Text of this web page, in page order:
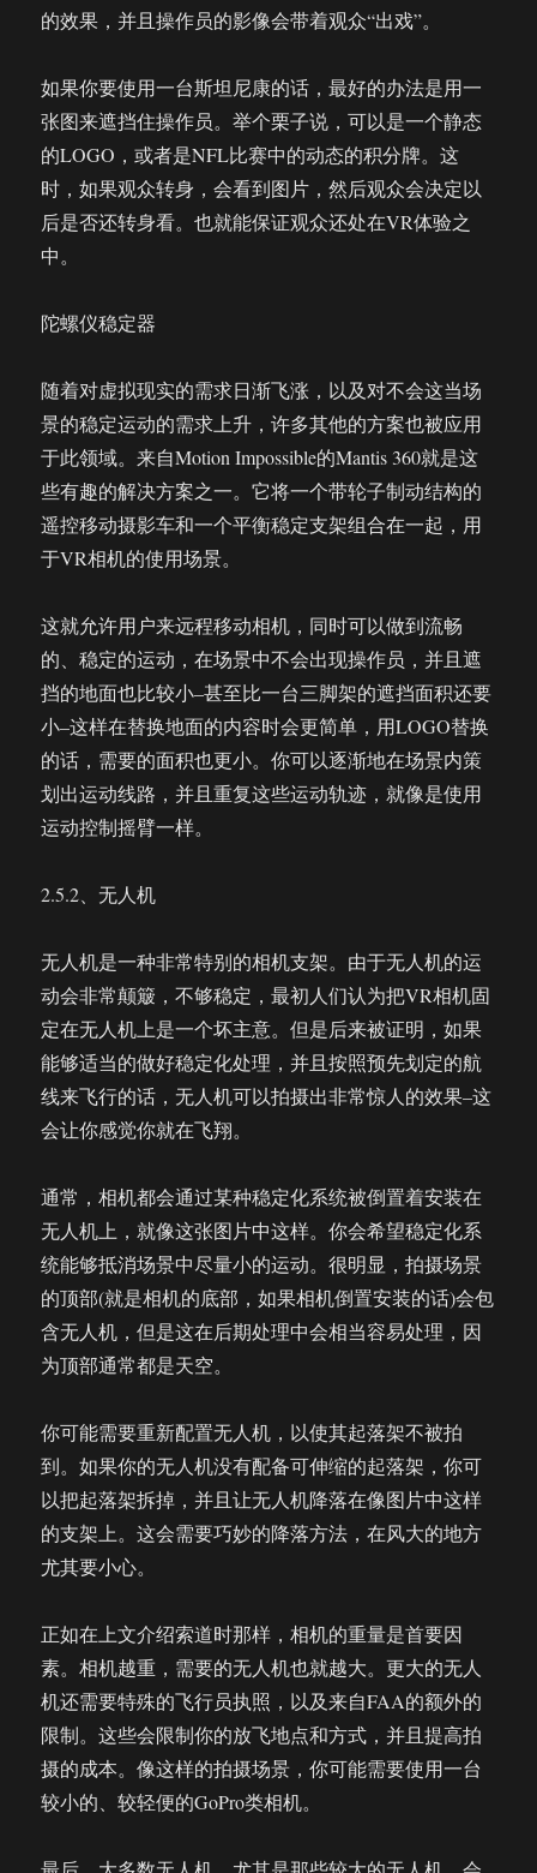
的效果，并且操作员的影像会带着观众“出戏”。
如果你要使用一台斯坦尼康的话，最好的办法是用一
张图来遮挡住操作员。举个栗子说，可以是一个静态
的LOGO，或者是NFL比赛中的动态的积分牌。这
时，如果观众转身，会看到图片，然后观众会决定以
后是否还转身看。也就能保证观众还处在VR体验之
中。
陀螺仪稳定器
随着对虚拟现实的需求日渐飞涨，以及对不会这当场
景的稳定运动的需求上升，许多其他的方案也被应用
于此领域。来自Motion Impossible的Mantis 360就是这
些有趣的解决方案之一。它将一个带轮子制动结构的
遥控移动摄影车和一个平衡稳定支架组合在一起，用
于VR相机的使用场景。
这就允许用户来远程移动相机，同时可以做到流畅
的、稳定的运动，在场景中不会出现操作员，并且遮
挡的地面也比较小–甚至比一台三脚架的遮挡面积还要
小–这样在替换地面的内容时会更简单，用LOGO替换
的话，需要的面积也更小。你可以逐渐地在场景内策
划出运动线路，并且重复这些运动轨迹，就像是使用
运动控制摇臂一样。
2.5.2、无人机
无人机是一种非常特别的相机支架。由于无人机的运
动会非常颠簸，不够稳定，最初人们认为把VR相机固
定在无人机上是一个坏主意。但是后来被证明，如果
能够适当的做好稳定化处理，并且按照预先划定的航
线来飞行的话，无人机可以拍摄出非常惊人的效果–这
会让你感觉你就在飞翔。
通常，相机都会通过某种稳定化系统被倒置着安装在
无人机上，就像这张图片中这样。你会希望稳定化系
统能够抵消场景中尽量小的运动。很明显，拍摄场景
的顶部(就是相机的底部，如果相机倒置安装的话)会包
含无人机，但是这在后期处理中会相当容易处理，因
为顶部通常都是天空。
你可能需要重新配置无人机，以使其起落架不被拍
到。如果你的无人机没有配备可伸缩的起落架，你可
以把起落架拆掉，并且让无人机降落在像图片中这样
的支架上。这会需要巧妙的降落方法，在风大的地方
尤其要小心。
正如在上文介绍索道时那样，相机的重量是首要因
素。相机越重，需要的无人机也就越大。更大的无人
机还需要特殊的飞行员执照，以及来自FAA的额外的
限制。这些会限制你的放飞地点和方式，并且提高拍
摄的成本。像这样的拍摄场景，你可能需要使用一台
较小的、较轻便的GoPro类相机。